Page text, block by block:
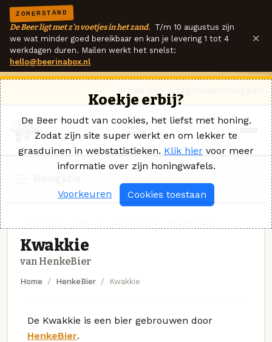
ZOMERSTAND
De Beer ligt met z'n voetjes in het zand. T/m 10 augustus zijn
we wat minder goed bereikbaar en kan je levering 1 tot 4
werkdagen duren. Mailen werkt het snelst:
hello@beerinabox.nl
×
Kwakkie
van HenkeBier
Home HenkeBier Kwakkie
De Kwakkie is een bier gebrouwen door
HenkeBier.
Koekje erbij?
De Beer houdt van cookies, het liefst met honing.
Zodat zijn site super werkt en om lekker te
grasduinen in webstatistieken. Klik hier voor meer
informatie over zijn honingwafels.
Voorkeuren Cookies toestaan